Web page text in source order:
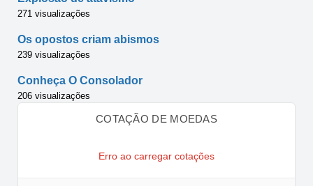
271 visualizações
Os opostos criam abismos
239 visualizações
Conheça O Consolador
206 visualizações
COTAÇÃO DE MOEDAS
Erro ao carregar cotações